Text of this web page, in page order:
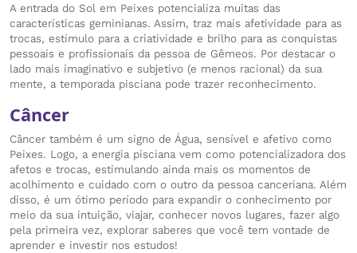
A entrada do Sol em Peixes potencializa muitas das
características geminianas. Assim, traz mais afetividade para as
trocas, estímulo para a criatividade e brilho para as conquistas
pessoais e profissionais da pessoa de Gêmeos. Por destacar o
lado mais imaginativo e subjetivo (e menos racional) da sua
mente, a temporada pisciana pode trazer reconhecimento.
Câncer
Câncer também é um signo de Água, sensível e afetivo como
Peixes. Logo, a energia pisciana vem como potencializadora dos
afetos e trocas, estimulando ainda mais os momentos de
acolhimento e cuidado com o outro da pessoa canceriana. Além
disso, é um ótimo período para expandir o conhecimento por
meio da sua intuição, viajar, conhecer novos lugares, fazer algo
pela primeira vez, explorar saberes que você tem vontade de
aprender e investir nos estudos!